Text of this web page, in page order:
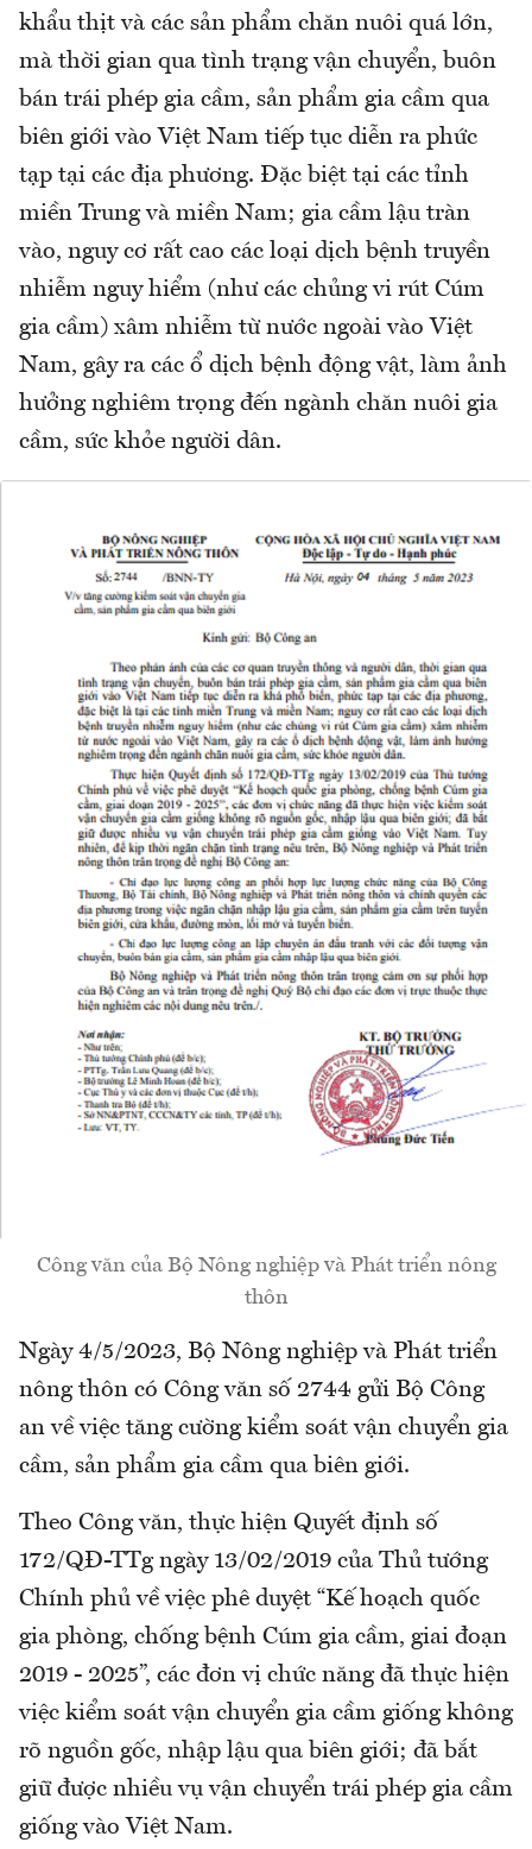
khẩu thịt và các sản phẩm chăn nuôi quá lớn,
mà thời gian qua tình trạng vận chuyển, buôn
bán trái phép gia cầm, sản phẩm gia cầm qua
biên giới vào Việt Nam tiếp tục diễn ra phức
tạp tại các địa phương. Đặc biệt tại các tỉnh
miền Trung và miền Nam; gia cầm lậu tràn
vào, nguy cơ rất cao các loại dịch bệnh truyền
nhiễm nguy hiểm (như các chủng vi rút Cúm
gia cầm) xâm nhiễm từ nước ngoài vào Việt
Nam, gây ra các ổ dịch bệnh động vật, làm ảnh
hưởng nghiêm trọng đến ngành chăn nuôi gia
cầm, sức khỏe người dân.
Công văn của Bộ Nông nghiệp và Phát triển nông
thôn
Ngày 4/5/2023, Bộ Nông nghiệp và Phát triển
nông thôn có Công văn số 2744 gửi Bộ Công
an về việc tăng cường kiểm soát vận chuyển gia
cầm, sản phẩm gia cầm qua biên giới.
Theo Công văn, thực hiện Quyết định số
172/QĐ-TTg ngày 13/02/2019 của Thủ tướng
Chính phủ về việc phê duyệt “Kế hoạch quốc
gia phòng, chống bệnh Cúm gia cầm, giai đoạn
2019 - 2025”, các đơn vị chức năng đã thực hiện
việc kiểm soát vận chuyển gia cầm giống không
rõ nguồn gốc, nhập lậu qua biên giới; đã bắt
giữ được nhiều vụ vận chuyển trái phép gia cầm
giống vào Việt Nam.